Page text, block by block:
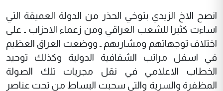
انصح الاخ الزيدي بتوخي الحذر من الدولة العميقة التي
اساءت كثيرا للشعب العراقي ومن زعماء الاحزاب ـ على
اختلاف توجهاتهم ومشاربهم ـ ووضعت العراق العظيم
في اسفل مراتب الشفافية الدولية وكذلك توحيد
الخطاب الاعلامي في نقل مجريات تلك الصولة
المظفرة والسرية والتي سحبت البساط من تحت عناصر